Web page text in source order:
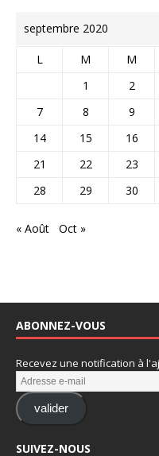
septembre 2020
L M M
1
2
7
8 9
14
15 16
21
22 23
28
29 30
« Août Oct »
ABONNEZ-VOUS
Recevez une notification à
valider
SUIVEZ-NOUS